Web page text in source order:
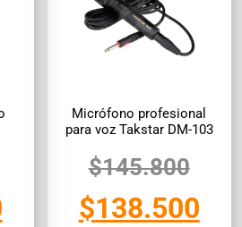
Micrófono profesional
para voz Takstar DM-103
$145.800
$138.500